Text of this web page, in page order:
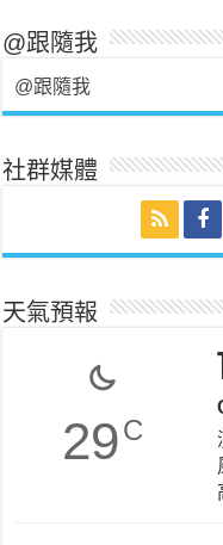
@跟隨我
@跟隨我
社群媒體
天氣預報
29C